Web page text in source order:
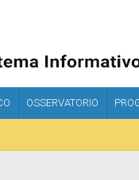
OSSERVATORIO